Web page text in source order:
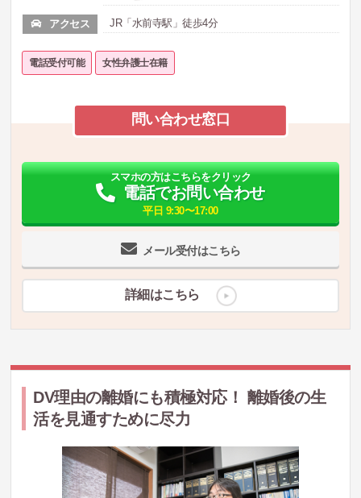
アクセス JR「水前寺駅」徒歩4分
電話受付可能 女性弁護士在籍
問い合わせ窓口
メール受付はこちら
スマホの方はこちらをクリック
電話でお問い合わせ
平日 9:30〜17:00
詳細はこちら
DV理由の離婚にも積極対応！ 離婚後の生
活を見通すために尽力